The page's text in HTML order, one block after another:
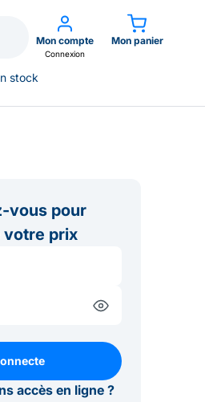
Mon compte
Connexion
Mon panier
stock
vous pour
prix
accès en ligne ?